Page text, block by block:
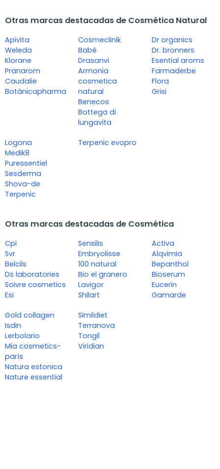
Otras marcas destacadas de Cosmética Natural
Apivita
Weleda
Klorane
Pranarom
Caudalie
Botánicapharma
Cosmeclinik
Babé
Drasanvi
Armonia
cosmetica
natural
Benecos
Bottega di
lungavita
Dr organics
Dr. bronners
Esential aroms
Farmaderbe
Flora
Grisi
Logona
Medik8
Puressentiel
Sesderma
Shova-de
Terpenic
Terpenic evopro
Otras marcas destacadas de Cosmética
Cpi
Svr
Belcils
Ds laboratories
Soivre cosmetics
Esi
Sensilis
Embryolisse
100 natural
Bio el granero
Lavigor
Shilart
Activa
Alqvimia
Bepanthol
Bioserum
Eucerin
Gamarde
Gold collagen
Isdin
Lerbolario
Mia cosmetics-
parís
Natura estonica
Nature essential
Simildiet
Terranova
Tongil
Viridian